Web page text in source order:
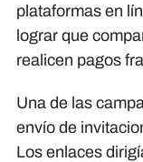
plataformas en
lograr que
realicen pagos
Una de las
envío de
Los enlaces